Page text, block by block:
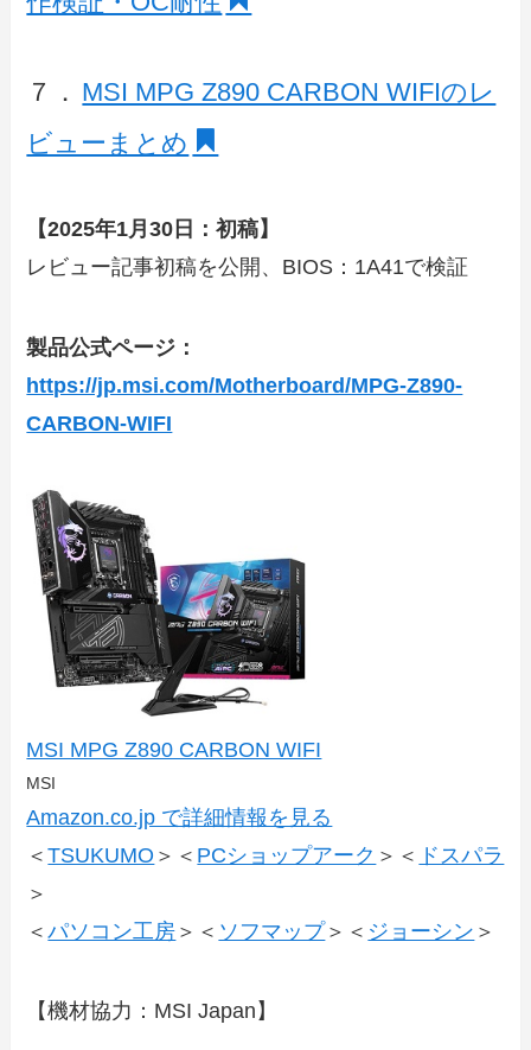
７． MSI MPG Z890 CARBON WIFIのレ
ビューまとめ
【2025年1月30日：初稿】
レビュー記事初稿を公開、BIOS：1A41で検証
製品公式ページ：
https://jp.msi.com/Motherboard/MPG-Z890-
CARBON-WIFI
MSI MPG Z890 CARBON WIFI
MSI
Amazon.co.jp で詳細情報を見る
＜TSUKUMO ＞＜ PCショップアーク ＞＜ ドスパラ
＞
＜パソコン工房 ＞＜ ソフマップ＞＜ ジョーシン ＞
【機材協力：MSI Japan】